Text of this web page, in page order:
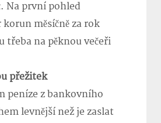
Na první pohled
měsíčně za rok
třeba na pěknou večeři
přežitek
peníze z bankovního
levnější než je zaslat